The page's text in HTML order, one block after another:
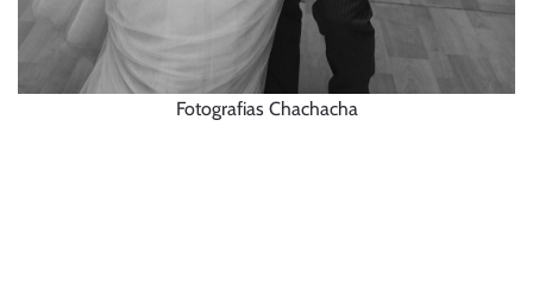
Fotografias Chachacha